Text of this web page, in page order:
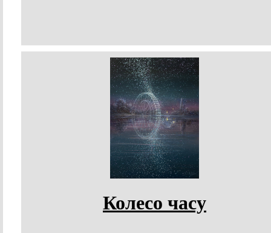
Колесо часу